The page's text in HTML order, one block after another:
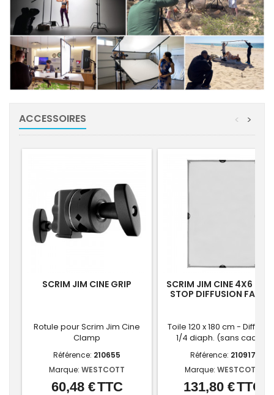
ACCESSOIRES >
<
SCRIM JIM CINE GRIP
Rotule pour Scrim Jim Cine
Clamp
Référence: 210655
Marque: WESTCOTT
Prix
60,48 €TTC
SCRIM JIM CINE 4X6 - 1/
STOP DIFFUSION
Toile 120 x 180 cm -
1/4 diaph. (sans cadre)
Référence: 210917
Marque: WESTCOTT
Prix
131,80 €TTC